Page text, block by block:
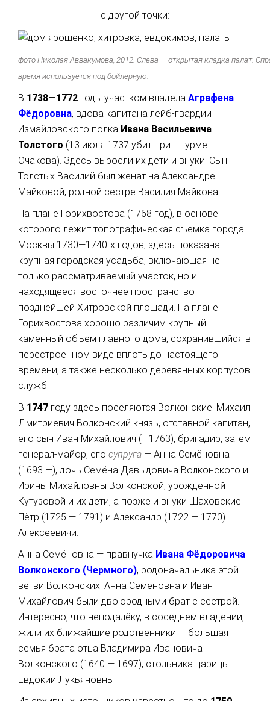
с другой точки:
фото Николая Аввакумова, 2012. Слева — открытая кладка палат.
время используется под бойлерную.
В 1738—1772 годы участком владела Аграфена
Фёдоровна, вдова капитана лейб-гвардии
Измайловского полка Ивана Васильевича
Толстого (13 июля 1737 убит при штурме
Очакова). Здесь выросли их дети и внуки. Сын
Толстых Василий был женат на Александре
Майковой, родной сестре Василия Майкова.
На плане Горихвостова (1768 год), в основе
которого лежит топографическая съемка города
Москвы 1730—1740-х годов, здесь показана
крупная городская усадьба, включающая не
только рассматриваемый участок, но и
находящееся восточнее пространство
позднейшей Хитровской площади. На плане
Горихвостова хорошо различим крупный
каменный объём главного дома, сохранившийся в
перестроенном виде вплоть до настоящего
времени, а также несколько деревянных корпусов
служб.
В 1747 году здесь поселяются Волконские: Михаил
Дмитриевич Волконский князь, отставной капитан,
его сын Иван Михайлович (—1763), бригадир, затем
генерал-майор, его супруга — Анна Семёновна
(1693 —), дочь Семёна Давыдовича Волконского и
Ирины Михайловны Волконской, урождённой
Кутузовой и их дети, а позже и внуки Шаховские:
Пётр (1725 — 1791) и Александр (1722 — 1770)
Алексеевичи.
Анна Семёновна — правнучка Ивана Фёдоровича
Волконского (Чермного), родоначальника этой
ветви Волконских. Анна Семёновна и Иван
Михайлович были двоюродными брат с сестрой.
Интересно, что неподалёку, в соседнем владении,
жили их ближайшие родственники — большая
семья брата отца Владимира Ивановича
Волконского (1640 — 1697), стольника царицы
Евдокии Лукьяновны.